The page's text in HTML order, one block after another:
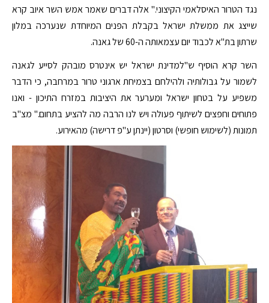
נגד הטרור האיסלאמי הקיצוני." אלה דברים שאמר אמש השר איוב קרא
שייצג את ממשלת ישראל בקבלת הפנים המיוחדת שנערכה במלון
שרתון בת"א לכבוד יום עצמאותה ה-60 של גאנה.
השר קרא הוסיף ש"למדינת ישראל יש אינטרס מובהק לסייע לגאנה
לשמור על גבולותיה ולהילחם בצמיחת ארגוני טרור במרחבה, כי הדבר
משפיע על בטחון ישראל ומערער את היציבות במזרח התיכון - ואנו
פתוחים וחפצים לשיתוף פעולה ויש לנו הרבה מה להציע בתחום." מצ"ב
תמונות (לשימוש חופשי) וסרטון (יינתן ע"פ דרישה) מהאירוע.